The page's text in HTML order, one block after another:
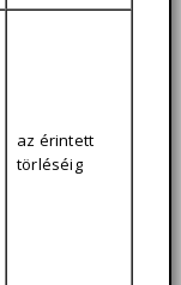
az érintett
törléséig